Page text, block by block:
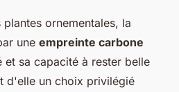
ornementales, la
une empreinte carbone
et sa capacité à rester belle
d'elle un choix privilégié